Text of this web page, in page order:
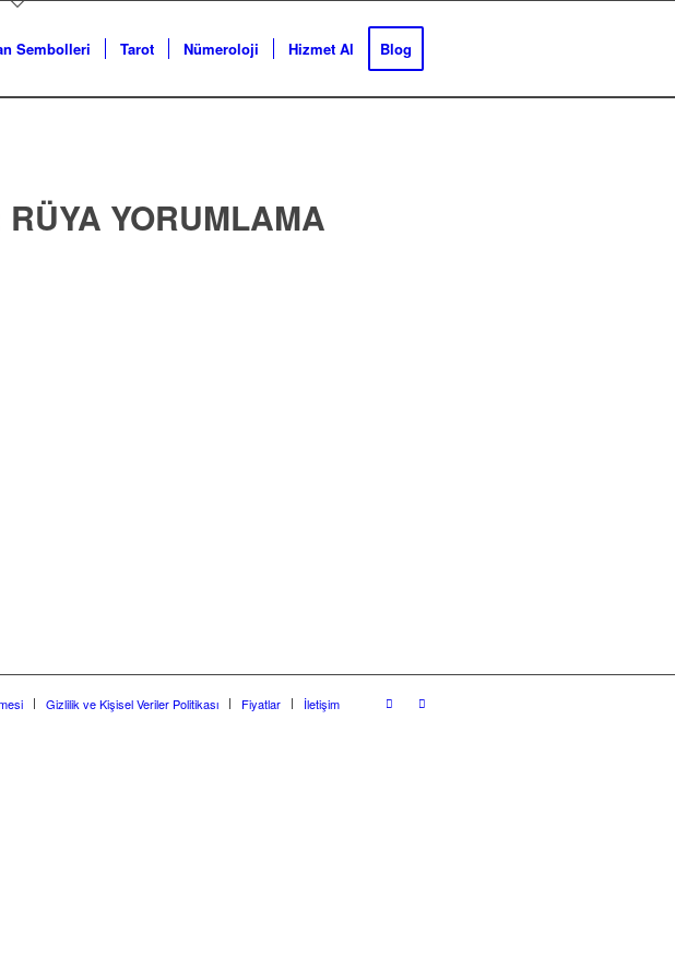
Sembolleri Tarot Nümeroloji Hizmet Al Blog
RÜYA YORUMLAMA
Gizlilik ve Kişisel Veriler Politikası Fiyatlar İletişim